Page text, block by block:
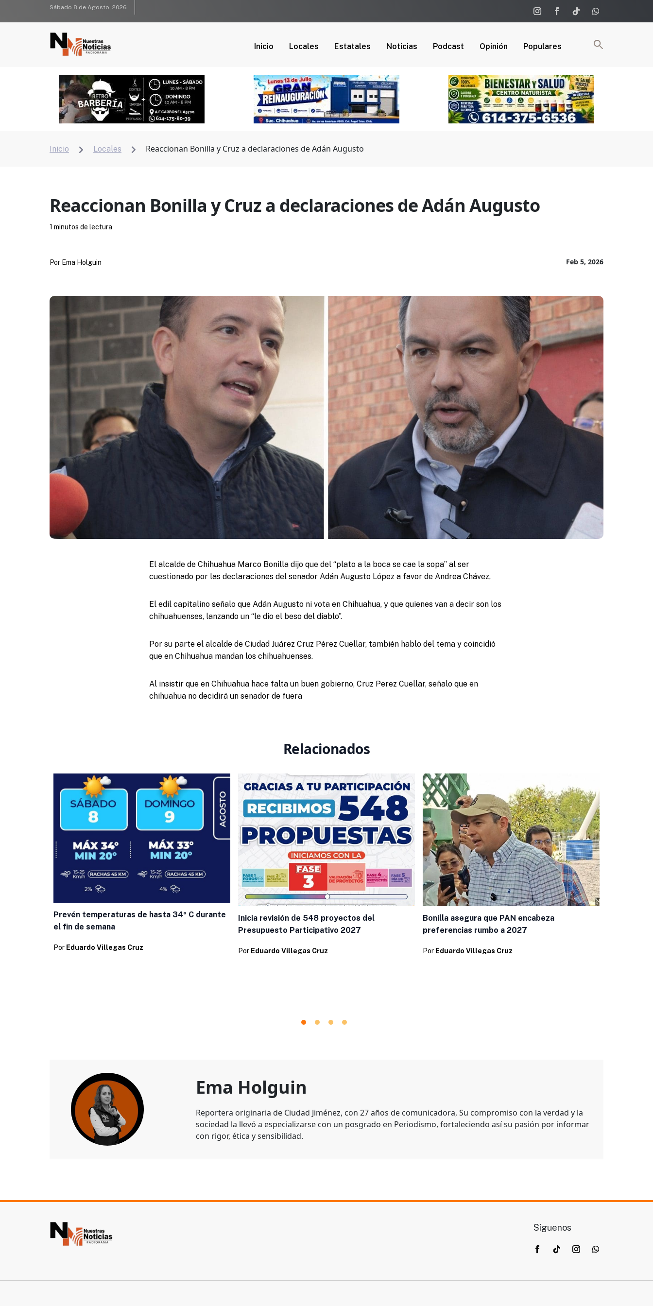
Sábado 8 de Agosto, 2026
Inicio Locales Estatales Noticias Podcast Opinión Populares
Inicio  Locales  Reaccionan Bonilla y Cruz a declaraciones de Adán Augusto
Reaccionan Bonilla y Cruz a declaraciones de Adán Augusto
Feb 5, 2026
Por Ema Holguin
1 minutos de lectura
El alcalde de Chihuahua Marco Bonilla dijo que del “plato a la boca se cae la sopa” al ser
cuestionado por las declaraciones del senador Adán Augusto López a favor de Andrea Chávez,
El edil capitalino señalo que Adán Augusto ni vota en Chihuahua, y que quienes van a decir son los
chihuahuenses, lanzando un “le dio el beso del diablo”.
Por su parte el alcalde de Ciudad Juárez Cruz Pérez Cuellar, también hablo del tema y coincidió
que en Chihuahua mandan los chihuahuenses.
Al insistir que en Chihuahua hace falta un buen gobierno, Cruz Perez Cuellar, señalo que en
chihuahua no decidirá un senador de fuera
Relacionados
Prevén temperaturas de hasta 34º C durante
el fin de semana
Por Eduardo Villegas Cruz
Inicia revisión de 548 proyectos del
Presupuesto Participativo 2027
Por Eduardo Villegas Cruz
Bonilla asegura que PAN encabeza
preferencias rumbo a 2027
Por Eduardo Villegas Cruz
Ema Holguin
Reportera originaria de Ciudad Jiménez, con 27 años de comunicadora, Su compromiso con la verdad y la
sociedad la llevó a especializarse con un posgrado en Periodismo, fortaleciendo así su pasión por informar
con rigor, ética y sensibilidad.
Síguenos